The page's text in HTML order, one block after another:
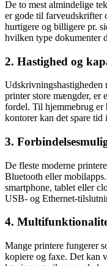
De to mest almindelige
er gode til farveudskrifter
hurtigere og billigere pr.
hvilken type dokumenter
2. Hastighed og
Udskrivningshastigheden
printer store mængder, er
fordel. Til hjemmebrug er
kontorer kan det spare tid
3.
De fleste moderne
Bluetooth eller
smartphone, tablet eller
USB- og Ethernet-
4.
Mange printere fungerer
kopiere og faxe. Det kan